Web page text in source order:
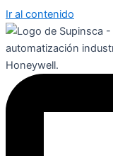
Ir al contenido